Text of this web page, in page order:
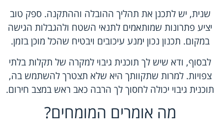
שנית, יש לתכנן את תהליך ההובלה וההתקנה. ספק טוב
יציע פתרונות שמותאמים לתנאי השטח ולהגבלות הגישה
במקום. תכנון נכון ימנע עיכובים ויבטיח שהכל מוכן בזמן.
לבסוף, ודא שיש לך תוכנית גיבוי למקרה של תקלות בלתי
צפויות. למרות שתקוותך היא שלא תצטרך להשתמש בה,
תוכנית גיבוי יכולה לחסוך לך הרבה כאב ראש במצב חירום.
מה אומרים המומחים?